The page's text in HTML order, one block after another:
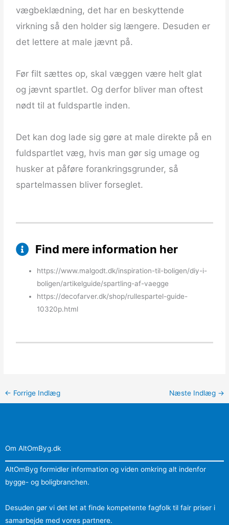
vægbeklædning, det har en beskyttende
virkning så den holder sig længere. Desuden er
det lettere at male jævnt på.
Før filt sættes op, skal væggen være helt glat
og jævnt spartlet. Og derfor bliver man oftest
nødt til at fuldspartle inden.
Det kan dog lade sig gøre at male direkte på en
fuldspartlet væg, hvis man gør sig umage og
husker at påføre forankringsgrunder, så
spartelmassen bliver forseglet.
Find mere information her
https://www.malgodt.dk/inspiration-til-boligen/diy-i-
boligen/artikelguide/spartling-af-vaegge
https://decofarver.dk/shop/rullespartel-guide-
10320p.html
← Forrige Indlæg Næste Indlæg →
Om AltOmByg.dk
AltOmByg formidler information og viden omkring alt indenfor
bygge- og boligbranchen.
Desuden gør vi det let at finde kompetente fagfolk til fair priser i
samarbejde med vores partnere.